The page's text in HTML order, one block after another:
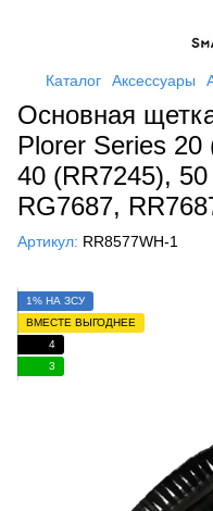
Каталог Аксессуары
Основная
Plorer Series 20
40 (RR7245),
RG7687,
Артикул: RR8577WH-1
1% НА ЗСУ
ВМЕСТЕ ВЫГОДНЕЕ
4
3